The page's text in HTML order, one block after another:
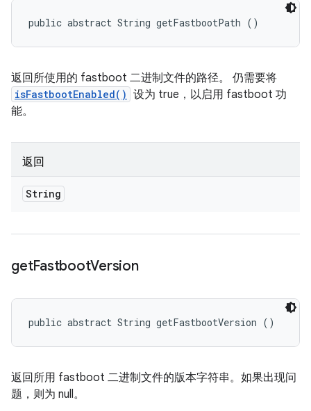
public abstract String getFastbootPath ()
返回所使用的 fastboot 二进制文件的路径。 仍需要将
isFastbootEnabled() 设为 true，以启用 fastboot 功
能。
返回
String
getFastbootVersion
public abstract String getFastbootVersion ()
返回所用 fastboot 二进制文件的版本字符串。如果出现问
题，则为 null。